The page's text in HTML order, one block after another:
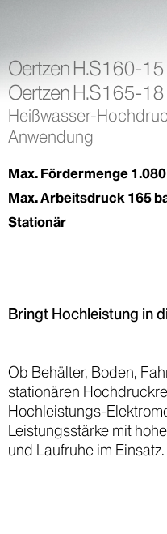
Oertzen H.S160-15
Oertzen H.S165-18
Heißwasser-
Anwendung
Max. Fördermenge
Max. Arbeitsdruck 165
Stationär
Bringt Hochleistung in
Ob Behälter, Boden,
stationären
Hochleistungs-
Leistungsstärke mit
und Laufruhe im Einsatz.